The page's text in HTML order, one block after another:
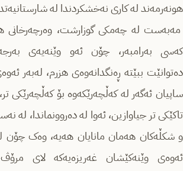
هونەرمەند لە کاری نەخشکردندا لە
مەبەست لە چەمکی گوزارشت، وەرچەرخانی
کەسی بەرامبەر، چۆن ئەو وێنەیەی
دەتوانێت ببێتە ڕەنگدانەوەی هزرم، لەبەر
ساپیان ئەگەر لە کەڵچەرێکەوە بۆ کەڵچەرێکی
تاکێکی تر جیاوازین، ئەوا لە دەروونماندا، لە
و شکڵەکان هەمان مانایان هەیە، وەک چۆن
ئەوەی وێنەکێشان غەریزەیەکە لای